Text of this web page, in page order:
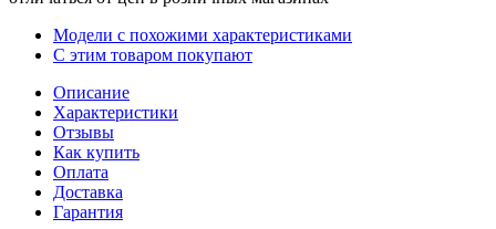
Модели с похожими характеристиками
С этим товаром покупают
Описание
Характеристики
Отзывы
Как купить
Оплата
Доставка
Гарантия